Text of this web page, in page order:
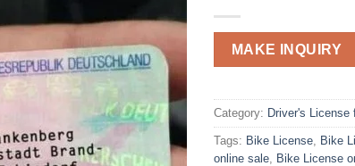
MAKE INQUIRY
Category: Driver's License
Tags: Bike License, Bike
online sale, Bike License